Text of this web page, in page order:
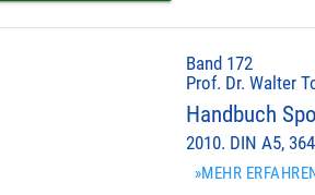
Band 172
Prof. Dr. Walter
Handbuch
2010. DIN A5,
»MEHR